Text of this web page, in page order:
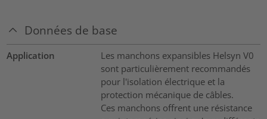
Données de base
Application
Les manchons expansibles Helsyn V0
sont particulièrement recommandés
pour l'isolation électrique et la
protection mécanique de câbles.
Ces manchons offrent une résistance